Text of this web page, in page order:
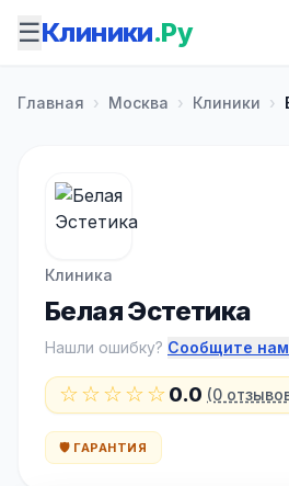
☰Клиники.Ру
Главная › Москва › Клиники ›
Клиника
Белая Эстетика
Нашли ошибку? Сообщите нам
☆☆☆☆☆0.0 (0
🛡️ ГАРАНТИЯ